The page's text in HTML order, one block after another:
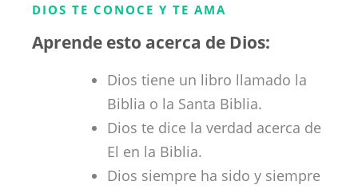
DIOS TE CONOCE Y TE AMA
Aprende esto acerca de Dios:
Dios tiene un libro llamado la
Biblia o la Santa Biblia.
Dios te dice la verdad acerca de
El en la Biblia.
Dios siempre ha sido y siempre